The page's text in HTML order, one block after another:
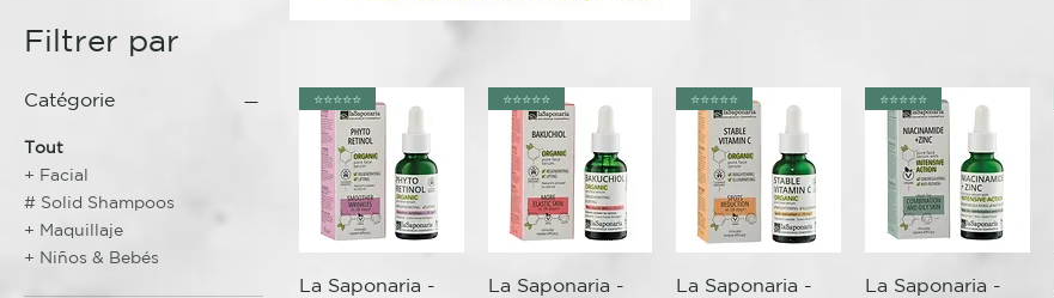
Filtrer par
Catégorie
Tout
+ Facial
# Solid Shampoos
+ Maquillaje
+ Niños & Bebés
Aperçu rapide
⭐️⭐️⭐️⭐️⭐️
La Saponaria -
Aperçu rapide
⭐️⭐️⭐️⭐️⭐️
La Saponaria -
Aperçu rapide
⭐️⭐️⭐️⭐️⭐️
La Saponaria -
Aperçu rapide
⭐️⭐️⭐️⭐️⭐️
La Saponaria -